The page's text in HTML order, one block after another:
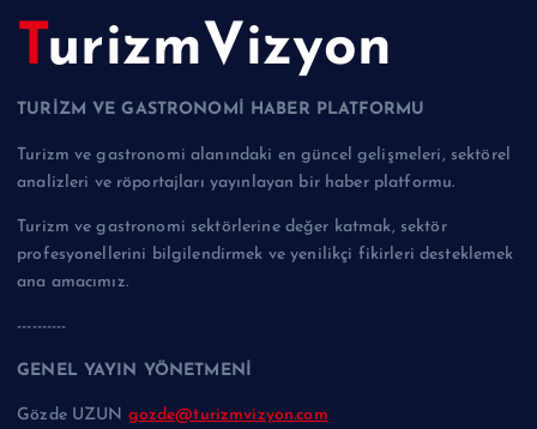
TurizmVizyon
TURİZM VE GASTRONOMİ HABER PLATFORMU
Turizm ve gastronomi alanındaki en güncel gelişmeleri, sektörel
analizleri ve röportajları yayınlayan bir haber platformu.
Turizm ve gastronomi sektörlerine değer katmak, sektör
profesyonellerini bilgilendirmek ve yenilikçi fikirleri desteklemek
ana amacımız.
----------
GENEL YAYIN YÖNETMENİ
Gözde UZUN gozde@turizmvizyon.com